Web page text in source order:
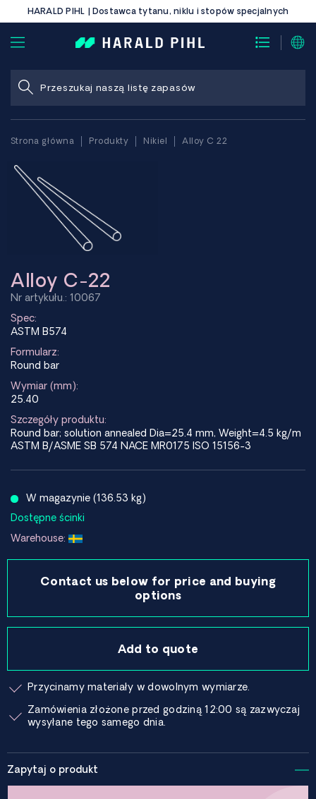
HARALD PIHL | Dostawca tytanu, niklu i stopów specjalnych
Strona główna Produkty Nikiel Alloy C 22
Alloy C-22
Nr artykułu.: 10067
Spec:
ASTM B574
Formularz:
Round bar
Wymiar (mm):
25.40
Szczegóły produktu:
Round bar; solution annealed Dia=25.4 mm, Weight=4.5 kg/m
ASTM B/ASME SB 574 NACE MR0175 ISO 15156-3
W magazynie (136.53 kg)
Dostępne ścinki
Warehouse:
Contact us below for price and buying
options
Add to quote
Przycinamy materiały w dowolnym wymiarze.
Zamówienia złożone przed godziną 12:00 są zazwyczaj
wysyłane tego samego dnia.
Zapytaj o produkt